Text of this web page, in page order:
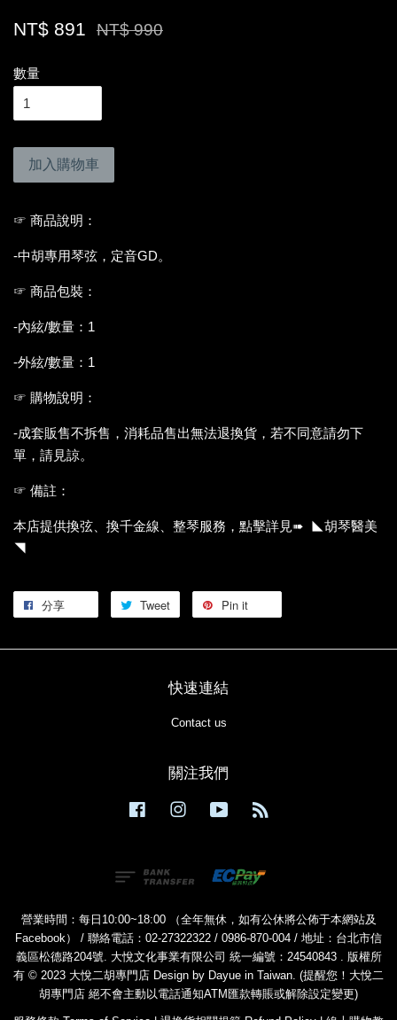
NT$ 891 NT$ 990
數量
加入購物車
☞ 商品說明：
-中胡專用琴弦，定音GD。
☞ 商品包裝：
-內絃/數量：1
-外絃/數量：1
☞ 購物說明：
-成套販售不拆售，消耗品售出無法退換貨，若不同意請勿下
單，請見諒。
☞ 備註：
本店提供換弦、換千金線、整琴服務，點擊詳見➠ ◣胡琴醫美
◥
分享 Tweet Pin it
快速連結
Contact us
關注我們
Facebook Instagram YouTube
營業時間：每日10:00~18:00 （全年無休，如有公休將公佈于本網站及
Facebook） / 聯絡電話：02-27322322 / 0986-870-004 / 地址：台北市信
義區松德路204號. 大悅文化事業有限公司 統一編號：24540843 . 版權所
有 © 2023 大悅二胡專門店 Design by Dayue in Taiwan. (提醒您！大悅二
胡專門店 絕不會主動以電話通知ATM匯款轉賬或解除設定變更)